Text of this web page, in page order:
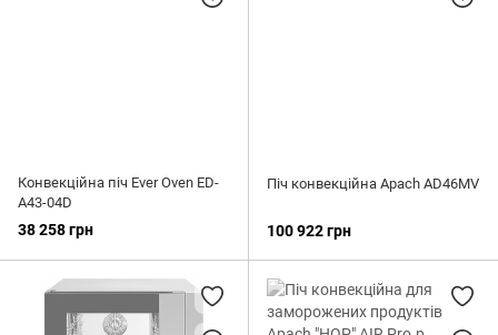
Конвекційна піч Ever Oven ED-
A43-04D
38 258 грн
Піч конвекційна Apach AD46MV
100 922 грн